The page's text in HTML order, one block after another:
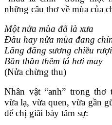
những câu thơ về mùa của
Một nửa mùa đã là xưa
Đâu hay nửa mùa đang
Lãng đãng sương chiều
Bần thần thềm lá hơi may
(Nửa chừng thu)
Nhân vật “anh” trong thơ
vừa lạ, vừa quen, vừa gần
để chị giãi bày tâm sự: